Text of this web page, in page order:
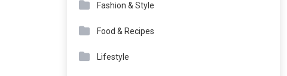
Fashion & Style
Food & Recipes
Lifestyle